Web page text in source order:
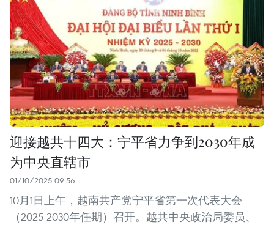
迎接越共十四大：宁平省力争到2030年成
为中央直辖市
01/10/2025 09:56
10月1日上午，越南共产党宁平省第一次代表大会
（2025-2030年任期）召开。越共中央政治局委员、